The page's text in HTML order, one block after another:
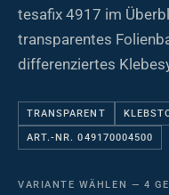
tesafix 4917 im
transparentes
differenziertes
TRANSPARENT
ART.-NR. 049170004500
VARIANTE WÄHLEN — 4